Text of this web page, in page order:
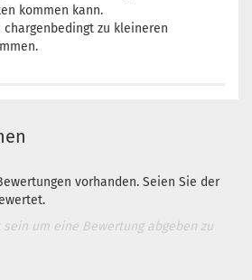
kommen kann.
chargenbedingt zu kleineren
vorhanden. Seien Sie der
um eine Bewertung abgeben zu